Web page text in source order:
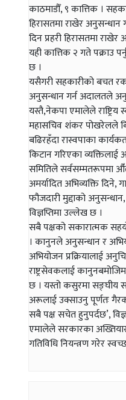
काठमाडौँ, ९ कात्तिक ।
हिरासतमा राखेर
दिन प्रहरी हिरासतमा
यही कात्तिक २ गते पक्राउ
छ ।
यसैगरी सहकारीको बचत
अनुसन्धान गर्न अदालतले
यस्तै,नेकपा एमालेले
महासचिव शंकर पोखरेलले
बढिरहँदा रास्वपाका
किटान गरिएका
समितिले सर्वसम्मतरूपमा
अमर्यादित अभिव्यक्ति दिने,
फौजदारी मुद्दाको
विज्ञप्तिमा उल्लेख छ ।
सबै पक्षको सकारात्मक
। कानुनले अनुसन्धान र
अभियोजन प्रक्रियालाई
राष्ट्रसेवकलाई
छ । यस्तो कसुरमा सङ्घीय
अरूलाई उक्साउनु पूर्णतः
सबै पक्ष सचेत हुनुपर्दछ’,
एमालेले सरकारका
गतिविधि नियन्त्रण गरेर